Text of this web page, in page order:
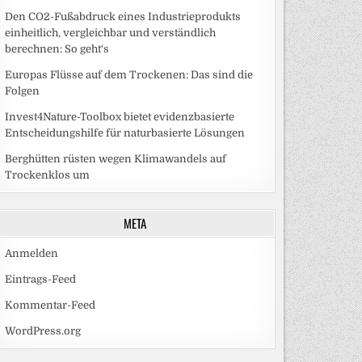
Den CO2-Fußabdruck eines Industrieprodukts
einheitlich, vergleichbar und verständlich
berechnen: So geht‘s
Europas Flüsse auf dem Trockenen: Das sind die
Folgen
Invest4Nature-Toolbox bietet evidenzbasierte
Entscheidungshilfe für naturbasierte Lösungen
Berghütten rüsten wegen Klimawandels auf
Trockenklos um
META
Anmelden
Eintrags-Feed
Kommentar-Feed
WordPress.org